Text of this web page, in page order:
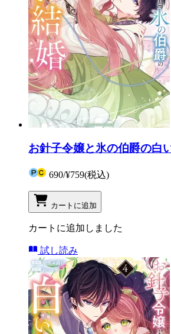
お針子令嬢と氷の伯爵の白
690/¥759(税込)
カートに追加
カートに追加しました
試し読み